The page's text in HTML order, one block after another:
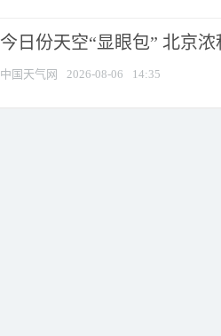
今日份天空“显眼包” 北京
中国天气网 2026-08-06 14:35